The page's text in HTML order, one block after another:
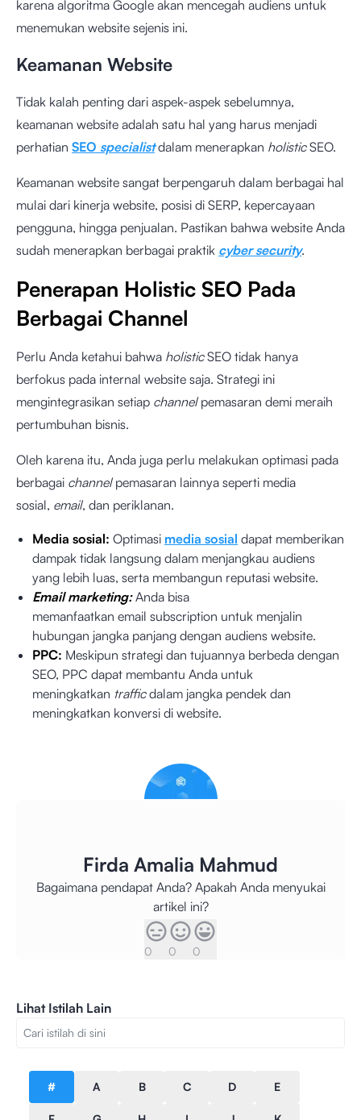
karena algoritma Google akan mencegah audiens untuk
menemukan website sejenis ini.
Keamanan Website
Tidak kalah penting dari aspek-aspek sebelumnya,
keamanan website adalah satu hal yang harus menjadi
perhatian SEO specialist dalam menerapkan holisticSEO.
Keamanan website sangat berpengaruh dalam berbagai hal
mulai dari kinerja website, posisi di SERP, kepercayaan
pengguna, hingga penjualan. Pastikan bahwa website Anda
sudah menerapkan berbagai praktik cyber security.
Penerapan Holistic SEO Pada
Berbagai Channel
Perlu Anda ketahui bahwa holisticSEO tidak hanya
berfokus pada internal website saja. Strategi ini
mengintegrasikan setiap channelpemasaran demi meraih
pertumbuhan bisnis.
Oleh karena itu, Anda juga perlu melakukan optimasi pada
berbagai channelpemasaran lainnya seperti media
sosial, email, dan periklanan.
Media sosial: Optimasi media sosial dapat memberikan
dampak tidak langsung dalam menjangkau audiens
yang lebih luas, serta membangun reputasi website.
Email marketing:Anda bisa
memanfaatkan email subscription untuk menjalin
hubungan jangka panjang dengan audiens website.
PPC: Meskipun strategi dan tujuannya berbeda dengan
SEO, PPC dapat membantu Anda untuk
meningkatkan trafficdalam jangka pendek dan
meningkatkan konversi di website.
Firda Amalia Mahmud
Bagaimana pendapat Anda? Apakah Anda menyukai
artikel ini?
0 0 0
Lihat Istilah Lain
# A B C D E